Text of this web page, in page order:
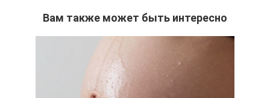
Вам также может быть интересно